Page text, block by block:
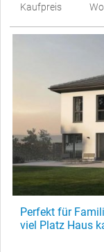
Kaufpreis
Perfekt für
viel Platz Haus